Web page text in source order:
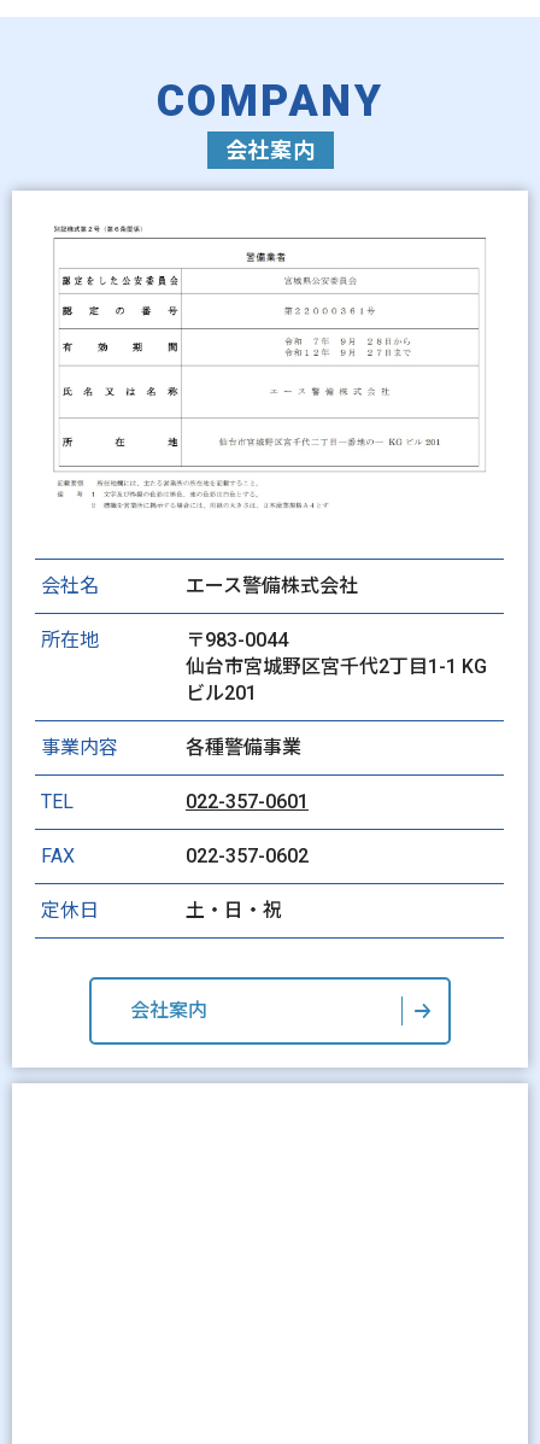
COMPANY
会社案内
会社名 エース警備株式会社
所在地
〒983-0044
仙台市宮城野区宮千代2丁目1-1 KG
ビル201
事業内容 各種警備事業
TEL 022-357-0601
FAX 022-357-0602
定休日 土・日・祝
会社案内